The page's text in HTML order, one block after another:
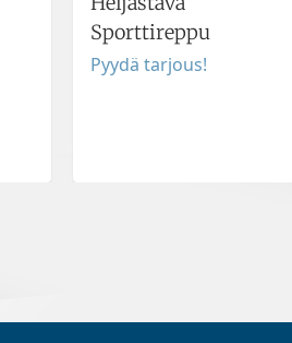
Sporttireppu
Pyydä tarjous!